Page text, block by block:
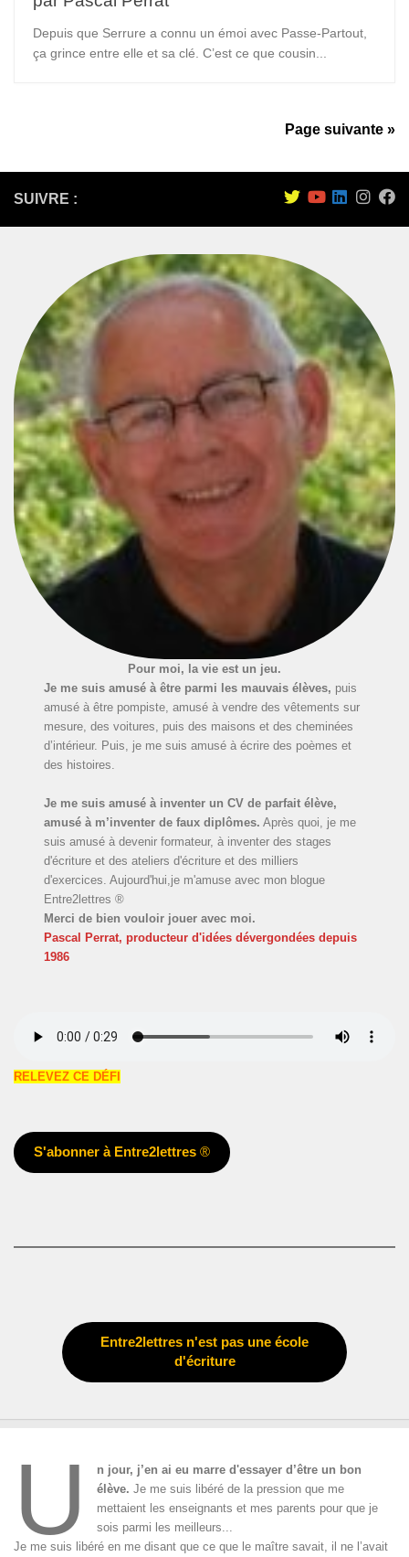
Depuis que Serrure a connu un émoi avec Passe-Partout,
ça grince entre elle et sa clé. C’est ce que cousin...
Page suivante »
SUIVRE :
Pour moi, la vie est un jeu.
Je me suis amusé à être parmi les mauvais élèves, puis
amusé à être pompiste, amusé à vendre des vêtements sur
mesure, des voitures, puis des maisons et des cheminées
d’intérieur. Puis, je me suis amusé à écrire des poèmes et
des histoires.
Je me suis amusé à inventer un CV de parfait élève,
amusé à m’inventer de faux diplômes. Après quoi, je me
suis amusé à devenir formateur, à inventer des stages
d'écriture et des ateliers d'écriture et des milliers
d'exercices. Aujourd'hui,je m'amuse avec mon blogue
Entre2lettres ®
Merci de bien vouloir jouer avec moi.
Pascal Perrat, producteur d'idées dévergondées depuis
1986
RELEVEZ CE DÉFI
S'abonner à Entre2lettres®
Entre2lettres n'est pas une école
d'écriture
U
n jour, j’en ai eu marre d'essayer d’être un bon
élève.Je me suis libéré de la pression que me
mettaient les enseignants et mes parents pour que je
sois parmi les meilleurs...
Je me suis libéré en me disant que ce que le maître savait, il ne l’avait